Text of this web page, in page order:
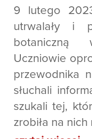
9 lutego
utrwalały i
botaniczną
Uczniowie
przewodnika
słuchali
szukali tej,
zrobiła na